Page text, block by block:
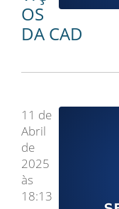
OS
DA CAD
11 de
Abril
de
2025
às
18:13